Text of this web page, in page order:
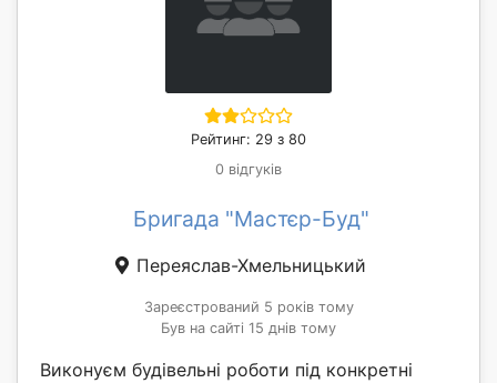
Рейтинг: 29 з 80
0 відгуків
Бригада "Мастєр-Буд"
Переяслав-Хмельницький
Зареєстрований 5 років тому
Був на сайті 15 днів тому
Виконуєм будівельні роботи під конкретні